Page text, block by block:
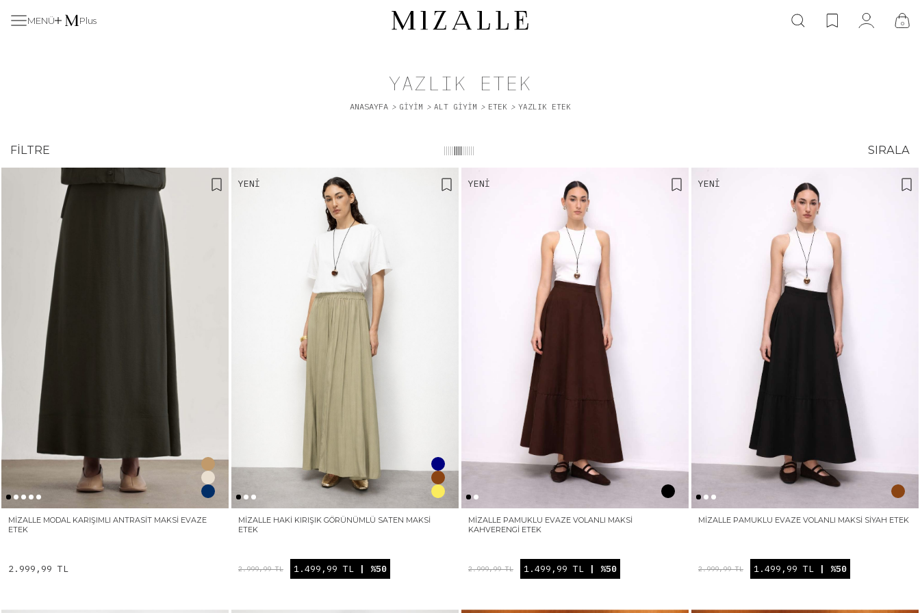
MENÜ Plus 0
YAZLIK ETEK
ANASAYFA > GIYIM > ALT GİYİM > ETEK > YAZLIK ETEK
FILTRE ||||||||||||||| SIRALA
MIZALLE MODAL KARIŞIMLI ANTRASIT MAKSI EVAZE
ETEK
2.999,99 TL
YENI
MIZALLE HAKI KIRIŞIK GÖRÜNÜMLÜ SATEN MAKSI
ETEK
2.999,99 TL 1.499,99 TL | %50
YENI
MIZALLE PAMUKLU EVAZE VOLANLI MAKSI
KAHVERENGI ETEK
2.999,99 TL 1.499,99 TL | %50
YENI
MIZALLE PAMUKLU EVAZE VOLANLI MAKSI SIYAH ETEK
2.999,99 TL 1.499,99 TL | %50